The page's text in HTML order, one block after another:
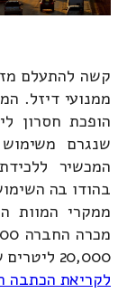
קשה להתעלם
ממנועי דיזל.
הופכת חסרון
שנגרם
המכשיר
בהודו בה
ממקרי המוות
20,000 ליטרים של דיו.
לקריאת הכתבה